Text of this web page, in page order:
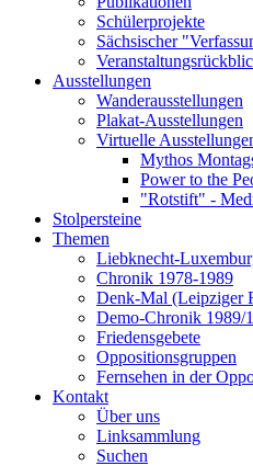
Schülerprojekte
Sächsischer
Ausstellungen
Wanderausstellungen
Plakat-Ausstellungen
Virtuelle
Mythos
Power to the
"Rotstift" -
Stolpersteine
Themen
Liebknecht-
Chronik 1978-1989
Denk-Mal (Leipziger
Demo-Chronik 1989/
Friedensgebete
Oppositionsgruppen
Fernsehen in der
Kontakt
Über uns
Linksammlung
Suchen